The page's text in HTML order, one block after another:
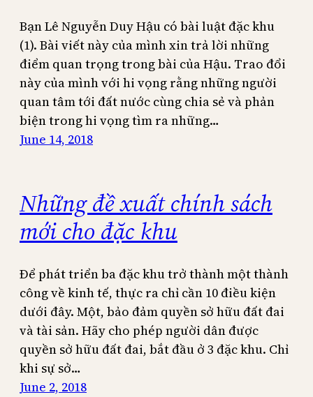
Bạn Lê Nguyễn Duy Hậu có bài luật đặc khu
(1). Bài viết này của mình xin trả lời những
điểm quan trọng trong bài của Hậu. Trao đổi
này của mình với hi vọng rằng những người
quan tâm tới đất nước cùng chia sẻ và phản
biện trong hi vọng tìm ra những…
June 14, 2018
Những đề xuất chính sách
mới cho đặc khu
Để phát triển ba đặc khu trở thành một thành
công về kinh tế, thực ra chỉ cần 10 điều kiện
dưới đây. Một, bảo đảm quyền sở hữu đất đai
và tài sản. Hãy cho phép người dân được
quyền sở hữu đất đai, bắt đầu ở 3 đặc khu. Chỉ
khi sự sở…
June 2, 2018